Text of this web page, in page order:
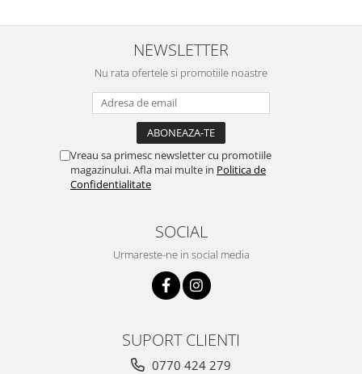
NEWSLETTER
Nu rata ofertele si promotiile noastre
Vreau sa primesc newsletter cu promotiile
magazinului. Afla mai multe in Politica de
Confidentialitate
SOCIAL
Urmareste-ne in social media
SUPORT CLIENTI
0770 424 279